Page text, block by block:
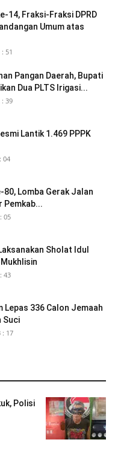
14, Fraksi-Fraksi DPRD
Umum atas
51
Pangan Daerah, Bupati
Dua PLTS Irigasi...
: 39
Lantik 1.469 PPPK
04
80, Lomba Gerak Jalan
Pemkab...
05
Sholat Idul
43
Lepas 336 Calon Jemaah
Suci
: 17
Polisi